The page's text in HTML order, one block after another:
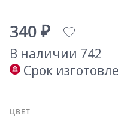
340 ₽
В наличии 742
Срок
ЦВЕТ